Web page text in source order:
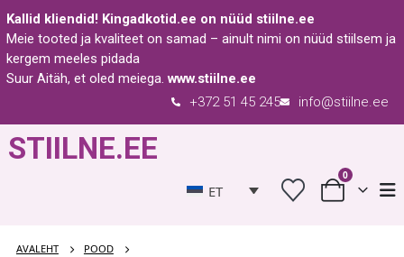
Kallid kliendid! Kingadkotid.ee on nüüd stiilne.ee
Meie tooted ja kvaliteet on samad – ainult nimi on nüüd stiilsem ja
kergem meeles pidada
Suur Aitäh, et oled meiega.www.stiilne.ee
info@stiilne.ee
+372 51 45 245
STIILNE.EE
ET
0
AVALEHT
POOD